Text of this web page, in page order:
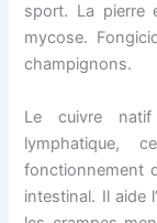
sport. La pierre
mycose.
champignons.
Le cuivre
lymphatique,
fonctionnement
intestinal. Il aide